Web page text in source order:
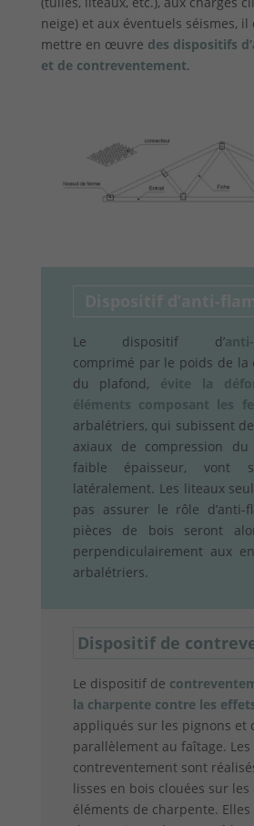
neige) et aux éventuels séismes, il
mettre en œuvre des dispositifs
et de contreventement.
Le dispositif d’
comprimé par le poids de la
du plafond, évite la
éléments composant les
arbalétriers, qui subissent
axiaux de compression
faible épaisseur, vont
latéralement. Les liteaux
pas assurer le rôle d’anti-
pièces de bois seront
perpendiculairement aux
arbalétriers.
Dispositif de
Le dispositif de
la charpente contre les
appliqués sur les pignons et
parallèlement au faîtage.
contreventement sont
lisses en bois clouées sur
éléments de charpente.